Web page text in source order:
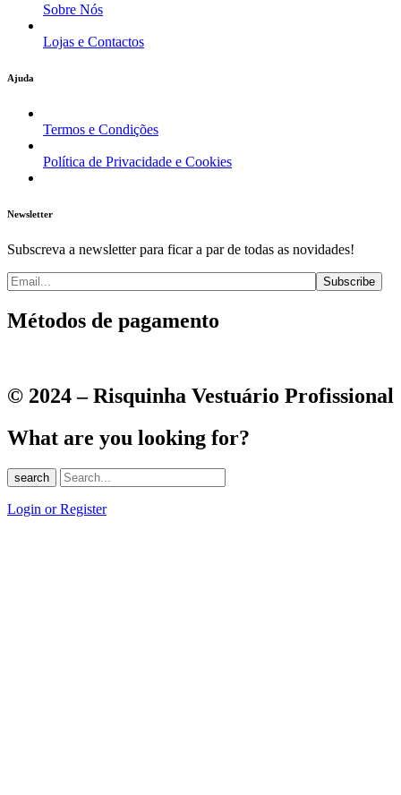
Sobre Nós
Lojas e Contactos
Ajuda
Termos e Condições
Política de Privacidade e Cookies
Newsletter
Subscreva a newsletter para ficar a par de todas as novidades!
Métodos de pagamento
© 2024 – Risquinha Vestuário Profissional
What are you looking for?
search
Login or Register